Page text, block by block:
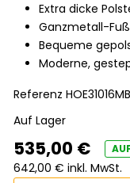
Extra dicke
Ganzmetall-
Bequeme
Moderne,
Referenz
Auf Lager
535,00 €
642,00 € inkl. MwSt.